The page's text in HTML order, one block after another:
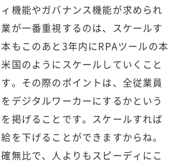
機能やガバナンス機能が求められ
が一番重視するのは、スケールす
もこのあと3年内にRPAツールの本
国のようにスケールしていくこと
。その際のポイントは、全従業員
デジタルワーカーにするかという
掲げることです。スケールすれば
を下げることができますからね。
無比で、人よりもスピーディにこ